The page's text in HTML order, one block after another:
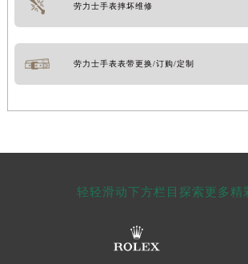
劳力士手表摔坏维修
劳力士手表表带更换/订购/定制
轻轻滑动下方栏目探索更多精